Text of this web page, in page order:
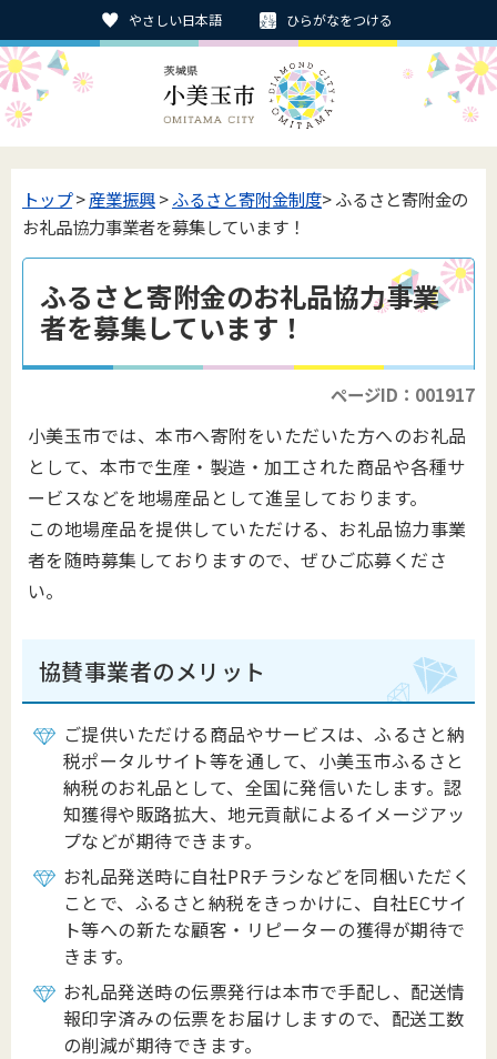
やさしい日本語 ひらがなをつける
トップ>産業振興>ふるさと寄附金制度> ふるさと寄附金の
お礼品協力事業者を募集しています！
ふるさと寄附金のお礼品協力事業
者を募集しています！
ページID：001917
小美玉市では、本市へ寄附をいただいた方へのお礼品
として、本市で生産・製造・加工された商品や各種サ
ービスなどを地場産品として進呈しております。
この地場産品を提供していただける、お礼品協力事業
者を随時募集しておりますので、ぜひご応募くださ
い。
協賛事業者のメリット
ご提供いただける商品やサービスは、ふるさと納
税ポータルサイト等を通して、小美玉市ふるさと
納税のお礼品として、全国に発信いたします。認
知獲得や販路拡大、地元貢献によるイメージアッ
プなどが期待できます。
お礼品発送時に自社PRチラシなどを同梱いただく
ことで、ふるさと納税をきっかけに、自社ECサイ
ト等への新たな顧客・リピーターの獲得が期待で
きます。
お礼品発送時の伝票発行は本市で手配し、配送情
報印字済みの伝票をお届けしますので、配送工数
の削減が期待できます。